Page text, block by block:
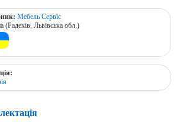
Мебель Сервіс
(Радехів, Львівська обл.)